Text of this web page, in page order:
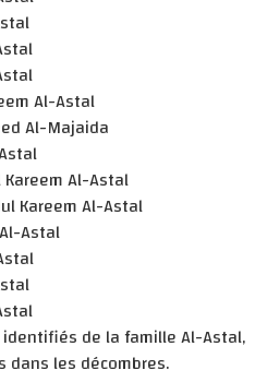
Al-Astal
Al-Majaida
Al-Astal
Kareem Al-Astal
Astal
de la famille Al-Astal,
les décombres.